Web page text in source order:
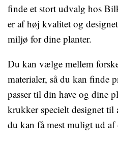
finde et stort udvalg hos
er af høj kvalitet og
miljø for dine planter.
Du kan vælge mellem
materialer, så du kan finde
passer til din have og dine
krukker specielt designet til
du kan få mest muligt ud